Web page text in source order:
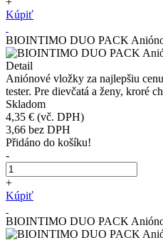
Kúpiť
BIOINTIMO DUO PACK
Detail
Aniónové vložky za najlepšiu
tester. Pre dievčatá a ženy, kroré
Skladom
4,35 € (vč. DPH)
3,66 bez DPH
Přidáno do košíku!
-
+
Kúpiť
BIOINTIMO DUO PACK